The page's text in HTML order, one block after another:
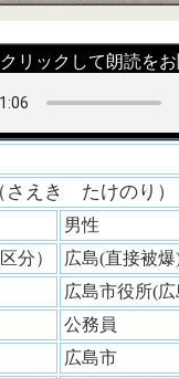
リックして朗読をお
さえき たけのり
男性
分）
広島(直接被
広島市役所(
公務員
広島市